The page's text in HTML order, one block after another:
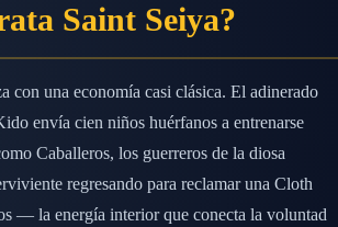
Saint Seiya?
con una economía casi clásica. El adinerado
envía cien niños huérfanos a entrenarse
Caballeros, los guerreros de la diosa
regresando para reclamar una Cloth
— la energía interior que conecta la voluntad